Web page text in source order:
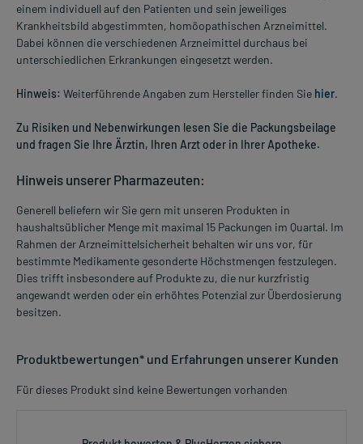
einem individuell auf den Patienten und sein jeweiliges
Krankheitsbild abgestimmten, homöopathischen Arzneimittel.
Dabei können die verschiedenen Arzneimittel durchaus bei
unterschiedlichen Erkrankungen eingesetzt werden.
Hinweis: Weiterführende Angaben zum Hersteller finden Sie hier.
Zu Risiken und Nebenwirkungen lesen Sie die Packungsbeilage
und fragen Sie Ihre Ärztin, Ihren Arzt oder in Ihrer Apotheke.
Hinweis unserer Pharmazeuten:
Generell beliefern wir Sie gern mit unseren Produkten in
haushaltsüblicher Menge mit maximal 15 Packungen im Quartal. Im
Rahmen der Arzneimittelsicherheit behalten wir uns vor, für
bestimmte Medikamente gesonderte Höchstmengen festzulegen.
Dies trifft insbesondere auf Produkte zu, die nur kurzfristig
angewandt werden oder ein erhöhtes Potenzial zur Überdosierung
besitzen.
Produktbewertungen* und Erfahrungen unserer Kunden
Für dieses Produkt sind keine Bewertungen vorhanden